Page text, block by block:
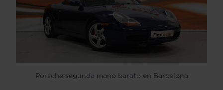
Porsche segunda mano barato en Barcelona